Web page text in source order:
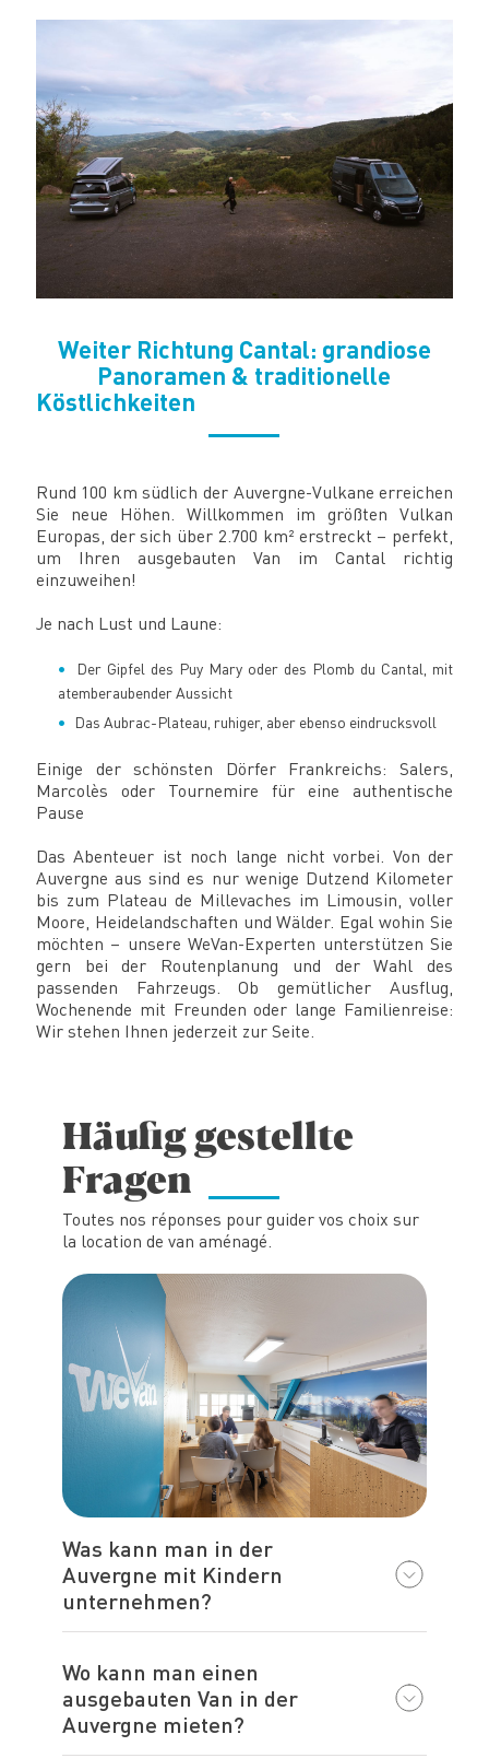
Weiter Richtung Cantal: grandiose
Panoramen & traditionelle
Köstlichkeiten
Rund 100 km südlich der Auvergne-Vulkane erreichen
Sie neue Höhen. Willkommen im größten Vulkan
Europas, der sich über 2.700 km² erstreckt – perfekt,
um Ihren ausgebauten Van im Cantal richtig
einzuweihen!
Je nach Lust und Laune:
Der Gipfel des Puy Mary oder des Plomb du Cantal, mit
atemberaubender Aussicht
Das Aubrac-Plateau, ruhiger, aber ebenso eindrucksvoll
Einige der schönsten Dörfer Frankreichs: Salers,
Marcolès oder Tournemire für eine authentische
Pause
Das Abenteuer ist noch lange nicht vorbei. Von der
Auvergne aus sind es nur wenige Dutzend Kilometer
bis zum Plateau de Millevaches im Limousin, voller
Moore, Heidelandschaften und Wälder. Egal wohin Sie
möchten – unsere WeVan-Experten unterstützen Sie
gern bei der Routenplanung und der Wahl des
passenden Fahrzeugs. Ob gemütlicher Ausflug,
Wochenende mit Freunden oder lange Familienreise:
Wir stehen Ihnen jederzeit zur Seite.
Häufig gestellte
Fragen
Toutes nos réponses pour guider vos choix sur
la location de van aménagé.
Was kann man in der
Auvergne mit Kindern
unternehmen?
Wo kann man einen
ausgebauten Van in der
Auvergne mieten?